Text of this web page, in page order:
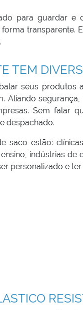
para guardar e
transparente.
TEM
seus produtos
Aliando
Sem falar
despachado.
saco estão:
indústrias
personalizado e